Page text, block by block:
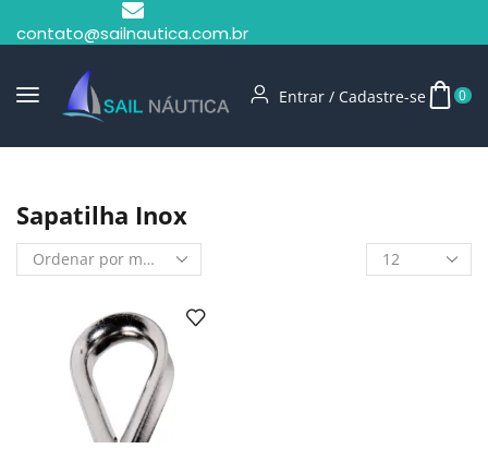
contato@sailnautica.com.br
Entrar / Cadastre-se 0
Sapatilha Inox